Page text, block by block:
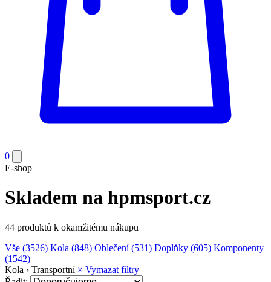
0
E-shop
Skladem na hpmsport.cz
44 produktů k okamžitému nákupu
Vše (3526) Kola (848) Oblečení(531) Doplňky (605) Komponenty
(1542)
Kola › Transportní × Vymazat filtry